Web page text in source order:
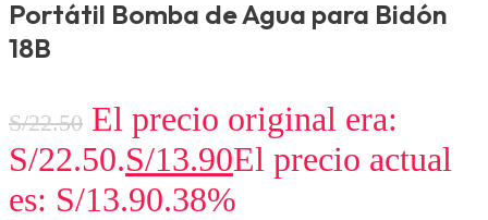
Portátil Bomba de Agua para Bidón
18B
S/22.50 El precio original era:
S/22.50.S/13.90El precio actual
es: S/13.90.38%